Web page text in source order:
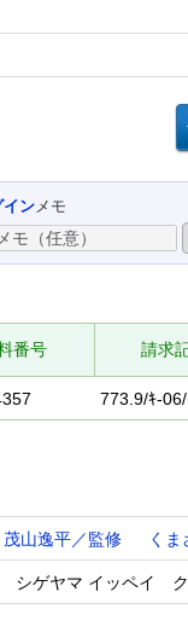
インメモ
番号 請求
773.9/ｷ-06/
茂山逸平／監修 く
シゲヤマ イッペイ